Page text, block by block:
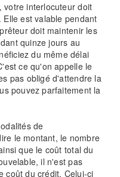
votre interlocuteur doit
est valable pendant
doit maintenir les
quinze jours au
du même délai
ce qu'on appelle le
pas obligé d'attendre la
pouvez parfaitement la
de
le montant, le nombre
que le coût total du
il n'est pas
coût du crédit. Celui-ci